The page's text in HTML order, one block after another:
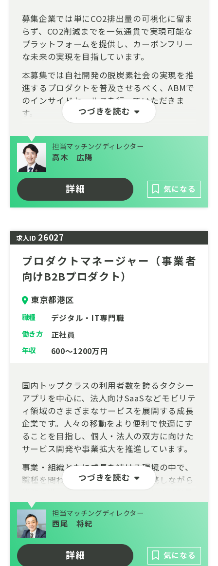
つづきを読む
募集企業では単にCO2排出量の可視化に留ま
らず、CO2削減までを一気通貫で実現可能な
プラットフォームを提供し、カーボンフリー
な未来の実現を目指しています。
本募集では自社開発の脱炭素社会の実現を推
進するプロダクトを普及させるべく、ABMで
のインサイドセールスを行っていただきま
す。
ジングな環境で、クライメートテックカンパ
ニーとして、今までにない価値を社会に提供
し、その認知やブランディングを一から創り
あげていくことができるポジションです。
インサイドセールスのご経験をお持ちで、カ
す。
担当マッチングディレクター
高木 広陽
詳細 気になる
求人ID 26027
プロダクトマネージャー（事業者
向けB2Bプロダクト）
東京都港区
職種 デジタル・IT専門職
働き方 正社員
年収 600～1200万円
つづきを読む
国内トップクラスの利用者数を誇るタクシー
アプリを中心に、法人向けSaaSなどモビリテ
ィ領域のさまざまなサービスを展開する成長
企業です。人々の移動をより便利で快適にす
ることを目指し、個人・法人の双方に向けた
サービス開発や事業拡大を推進しています。
事業・組織ともに成長を続ける環境の中で、
職種を問わず幅広いメンバーと連携しながら
業務を進めることができ、一人ひとりが裁量
を持って挑戦できる風土が魅力です。社会課
題の解決につながるサービスに携わりなが
ら、自身の専門性やキャリアの幅を広げたい
方におすすめの企業です。
担当マッチングディレクター
西尾 将紀
詳細 気になる